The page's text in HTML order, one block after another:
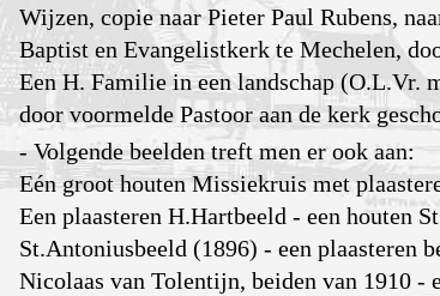
Wijzen, copie naar Pieter Paul Rubens,
Baptist en Evangelistkerk te Mechelen,
Een H. Familie in een landschap (O.L.Vr.
door voormelde Pastoor aan de kerk
- Volgende beelden treft men er ook aan:
Eén groot houten Missiekruis met
Een plaasteren H.Hartbeeld - een houten
St.Antoniusbeeld (1896) - een plaasteren
Nicolaas van Tolentijn, beiden van 1910 -